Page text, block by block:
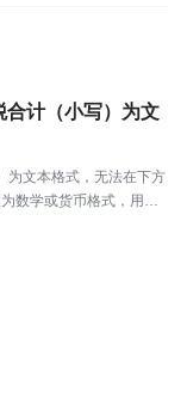
合计（小写）为文
为文本格式，无法在下方
数学或货币格式，用于
数字格式的。